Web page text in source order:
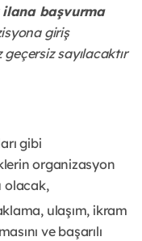
ilana başvurma
giriş
sayılacaktır
gibi
organizasyon
olacak,
ulaşım, ikram
ve başarılı